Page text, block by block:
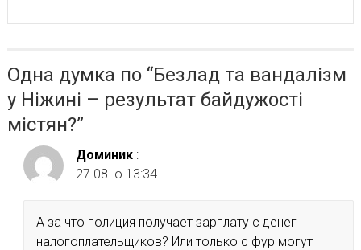
Одна думка по “Безлад та вандалізм
у Ніжині – результат байдужості
містян?”
Доминик :
27.08. о 13:34
А за что полиция получает зарплату с денег
налогоплательщиков? Или только с фур могут